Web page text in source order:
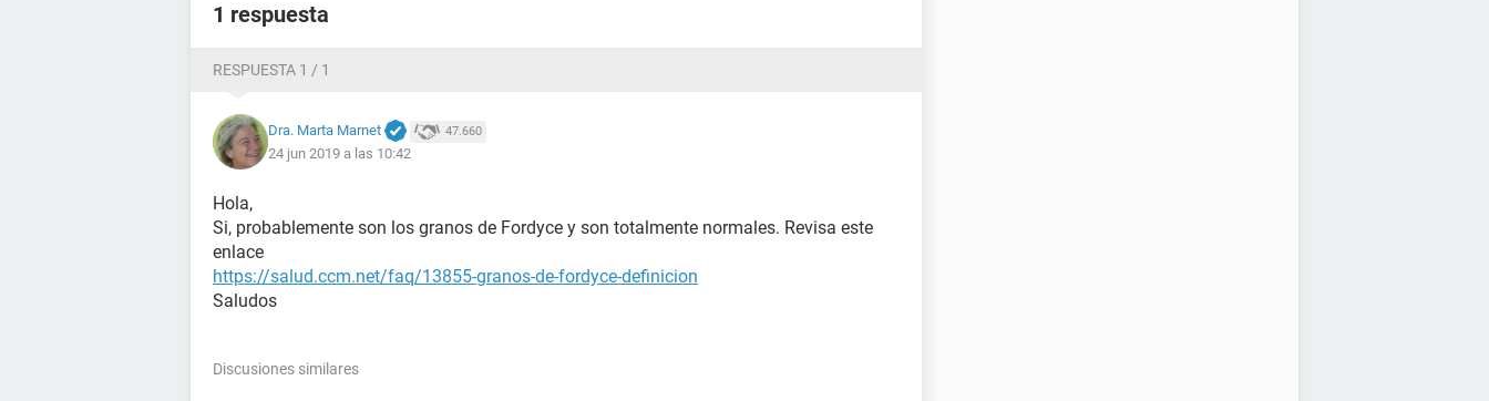
1 respuesta
RESPUESTA 1 / 1
Dra. Marta Marnet 47.660
24 jun 2019 a las 10:42
Hola,
Si, probablemente son los granos de Fordyce y son totalmente normales. Revisa este
enlace
https://salud.ccm.net/faq/13855-granos-de-fordyce-definicion
Saludos
Discusiones similares